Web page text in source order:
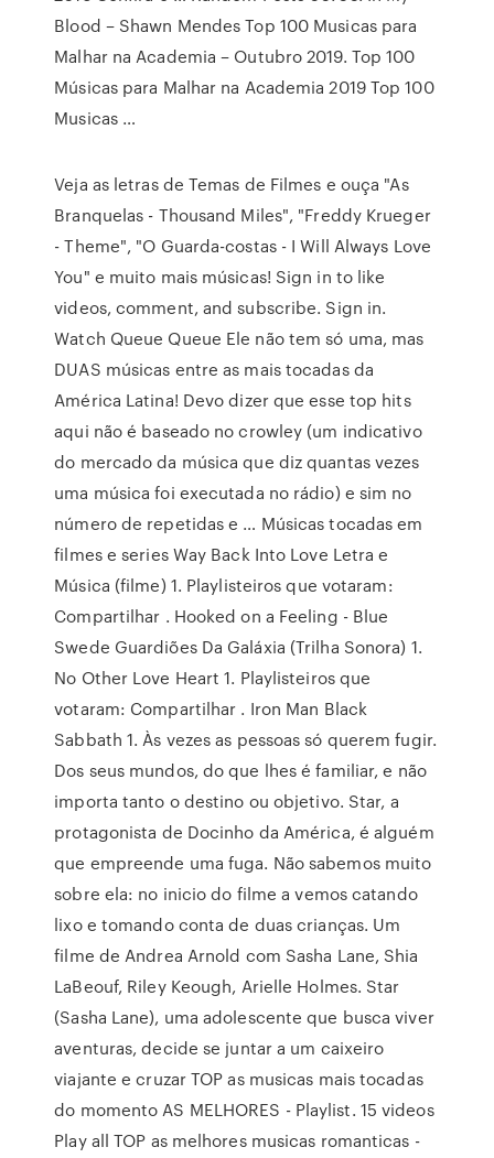
Blood – Shawn Mendes Top 100 Musicas para
Malhar na Academia – Outubro 2019. Top 100
Músicas para Malhar na Academia 2019 Top 100
Musicas …
Veja as letras de Temas de Filmes e ouça "As
Branquelas - Thousand Miles", "Freddy Krueger
- Theme", "O Guarda-costas - I Will Always Love
You" e muito mais músicas! Sign in to like
videos, comment, and subscribe. Sign in.
Watch Queue Queue Ele não tem só uma, mas
DUAS músicas entre as mais tocadas da
América Latina! Devo dizer que esse top hits
aqui não é baseado no crowley (um indicativo
do mercado da música que diz quantas vezes
uma música foi executada no rádio) e sim no
número de repetidas e … Músicas tocadas em
filmes e series Way Back Into Love Letra e
Música (filme) 1. Playlisteiros que votaram:
Compartilhar . Hooked on a Feeling - Blue
Swede Guardiões Da Galáxia (Trilha Sonora) 1.
No Other Love Heart 1. Playlisteiros que
votaram: Compartilhar . Iron Man Black
Sabbath 1. Às vezes as pessoas só querem fugir.
Dos seus mundos, do que lhes é familiar, e não
importa tanto o destino ou objetivo. Star, a
protagonista de Docinho da América, é alguém
que empreende uma fuga. Não sabemos muito
sobre ela: no inicio do filme a vemos catando
lixo e tomando conta de duas crianças. Um
filme de Andrea Arnold com Sasha Lane, Shia
LaBeouf, Riley Keough, Arielle Holmes. Star
(Sasha Lane), uma adolescente que busca viver
aventuras, decide se juntar a um caixeiro
viajante e cruzar TOP as musicas mais tocadas
do momento AS MELHORES - Playlist. 15 videos
Play all TOP as melhores musicas romanticas -